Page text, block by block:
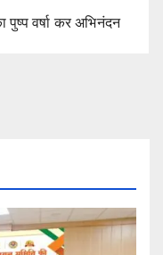
पुष्प वर्षा कर अभिनंदन